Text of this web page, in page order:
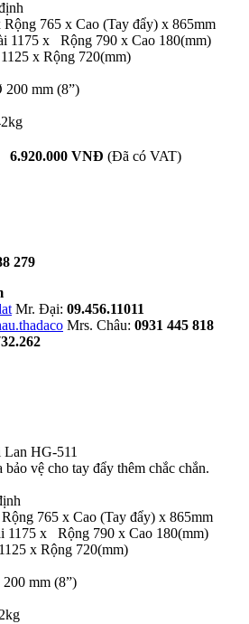
765 x Cao (Tay đẩy) x 865mm
1175 x Rộng 790 x Cao 180(mm)
x Rộng 720(mm)
mm (8”)
6.920.000 VNĐ (Đã có VAT)
279
Mr. Đại: 09.456.11011
Mrs. Châu: 0931 445 818
HG-511
vệ cho tay đẩy thêm chắc chắn.
765 x Cao (Tay đẩy) x 865mm
1175 x Rộng 790 x Cao 180(mm)
x Rộng 720(mm)
mm (8”)